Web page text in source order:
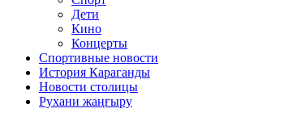
Дети
Кино
Концерты
Спортивные новости
История Караганды
Новости столицы
Рухани жаңғыру